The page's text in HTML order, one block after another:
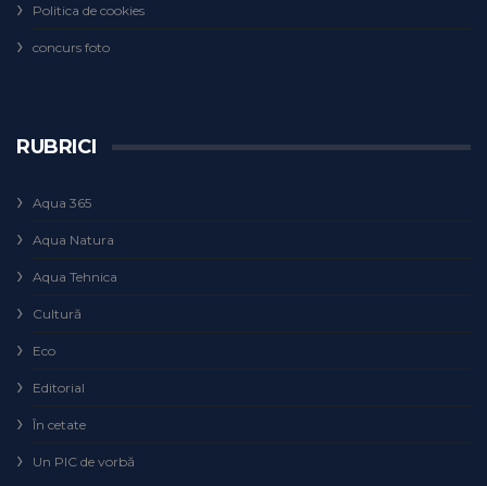
Politica de cookies
concurs foto
RUBRICI
Aqua 365
Aqua Natura
Aqua Tehnica
Cultură
Eco
Editorial
În cetate
Un PIC de vorbă